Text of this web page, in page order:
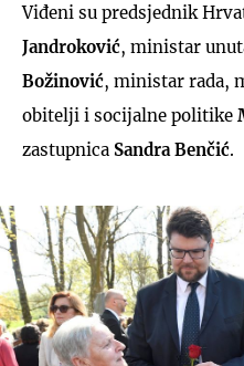
Viđeni su predsjednik
Jandroković, ministar
Božinović, ministar rada,
obitelji i socijalne politike
zastupnica Sandra Benčić.